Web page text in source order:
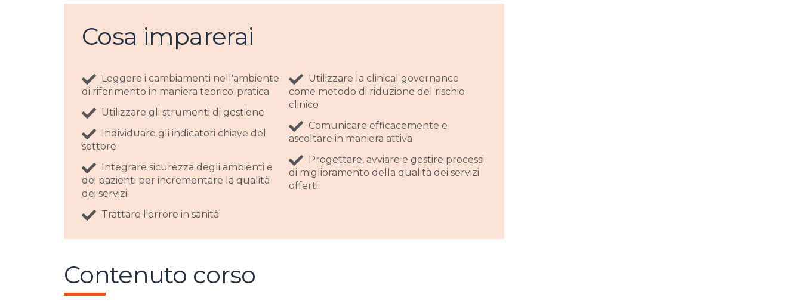
Cosa imparerai
Leggere i cambiamenti nell'ambiente
di riferimento in maniera teorico-pratica
Utilizzare gli strumenti di gestione
Individuare gli indicatori chiave del
settore
Integrare sicurezza degli ambienti e
dei pazienti per incrementare la qualità
dei servizi
Trattare l'errore in sanità
Utilizzare la clinical governance
come metodo di riduzione del rischio
clinico
Comunicare efficacemente e
ascoltare in maniera attiva
Progettare, avviare e gestire processi
di miglioramento della qualità dei servizi
offerti
Contenuto corso